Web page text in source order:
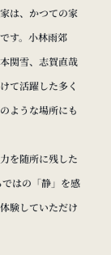
は、かつての家
す。小林雨郊
関雪、志賀直哉
て活躍した多く
ような場所にも
を随所に残した
はの「静」を感
験していただけ